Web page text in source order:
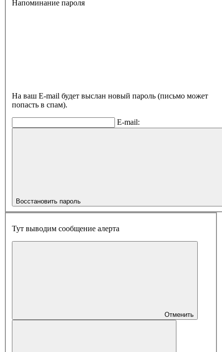
Напоминание пароля
На ваш E-mail будет выслан новый пароль (письмо может
попасть в спам).
E-mail:
Восстановить пароль
Тут выводим сообщение алерта
Отменить